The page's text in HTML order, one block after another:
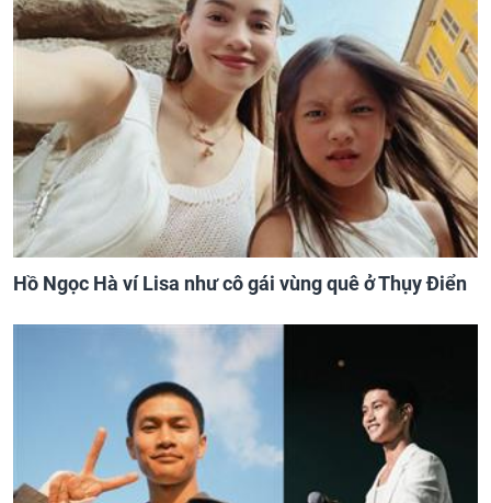
Hồ Ngọc Hà ví Lisa như cô gái vùng quê ở Thụy Điển